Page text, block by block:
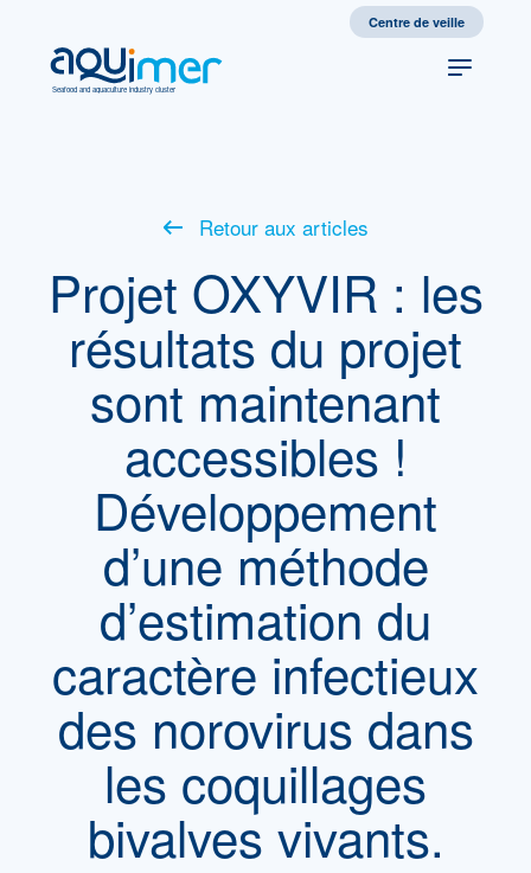
Centre de veille
Seafood and aquaculture industry cluster
Retour aux articles
Projet OXYVIR : les
résultats du projet
sont maintenant
accessibles !
Développement
d’une méthode
d’estimation du
caractère infectieux
des norovirus dans
les coquillages
bivalves vivants.